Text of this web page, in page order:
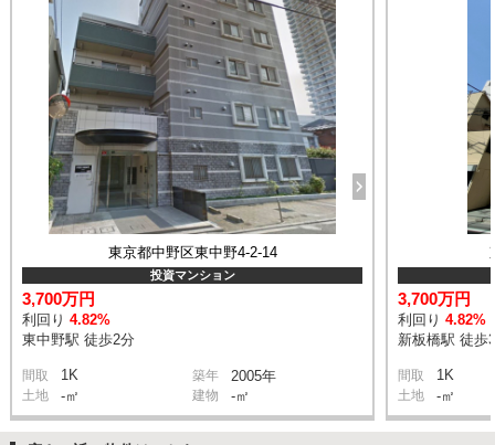
東京都中野区東中野4-2-14
投資マンション
3,700万円
利回り4.82%
東中野駅 徒歩2分
間取 1K 築年 2005年
土地 -㎡ 建物 -㎡
3,700万円
利回り 4.82%
新板橋駅 徒歩
間取 1K
土地 -㎡